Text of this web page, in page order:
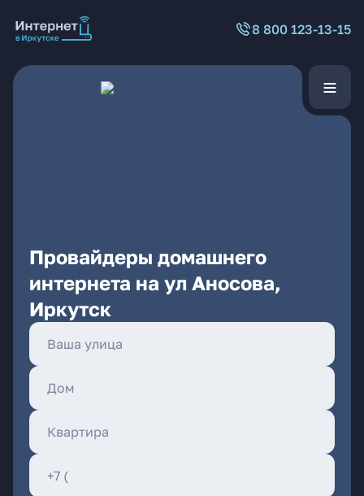
8 800 123-13-15
Провайдеры домашнего
интернета на ул Аносова,
Иркутск